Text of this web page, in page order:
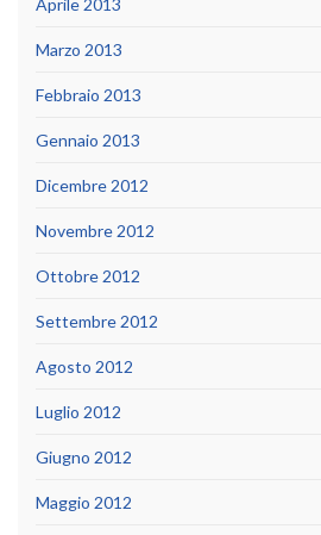
Marzo 2013
Febbraio 2013
Gennaio 2013
Dicembre 2012
Novembre 2012
Ottobre 2012
Settembre 2012
Agosto 2012
Luglio 2012
Giugno 2012
Maggio 2012